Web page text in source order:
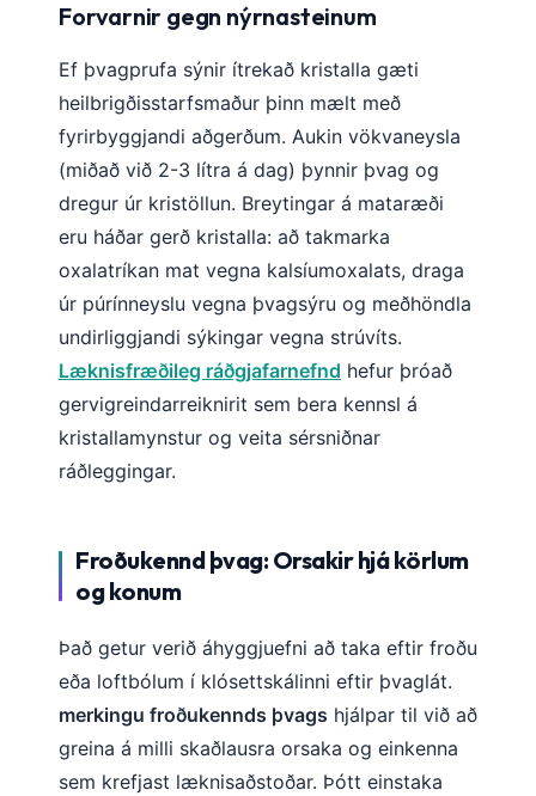
Forvarnir gegn nýrnasteinum
Ef þvagprufa sýnir ítrekað kristalla gæti
heilbrigðisstarfsmaður þinn mælt með
fyrirbyggjandi aðgerðum. Aukin vökvaneysla
(miðað við 2-3 lítra á dag) þynnir þvag og
dregur úr kristöllun. Breytingar á mataræði
eru háðar gerð kristalla: að takmarka
oxalatríkan mat vegna kalsíumoxalats, draga
úr púrínneyslu vegna þvagsýru og meðhöndla
undirliggjandi sýkingar vegna strúvíts.
Læknisfræðileg ráðgjafarnefnd hefur þróað
gervigreindarreiknirit sem bera kennsl á
kristallamynstur og veita sérsniðnar
ráðleggingar.
Froðukennd þvag: Orsakir hjá körlum
og konum
Það getur verið áhyggjuefni að taka eftir froðu
eða loftbólum í klósettskálinni eftir þvaglát.
merkingu froðukennds þvags hjálpar til við að
greina á milli skaðlausra orsaka og einkenna
sem krefjast læknisaðstoðar. Þótt einstaka
한국어
Slovenščina
Shqip
اردو
தமிழ்
ಕನ್ನಡ
മലയാളം
Bahasa Melayu
Tiếng Việt
Tagalog
ဗမာစာ
ភាសាខ្មែរ
Kiswahili
አማርኛ